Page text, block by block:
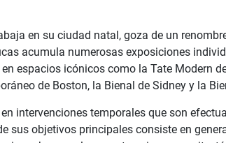
en su ciudad natal, goza de un
acumula numerosas exposiciones
espacios icónicos como la Tate Modern
de Boston, la Bienal de Sidney y la
intervenciones temporales que son
sus objetivos principales consiste en